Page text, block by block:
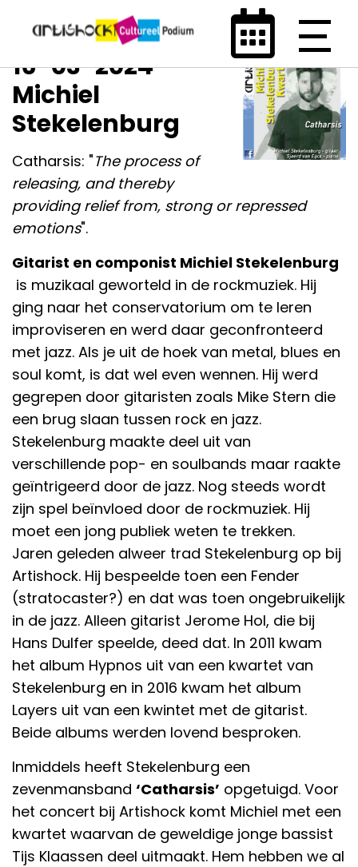
16-03-2024 -
Michiel
Stekelenburg
Catharsis: "The process of
releasing, and thereby
providing relief from, strong or repressed
emotions".
Gitarist en componist Michiel Stekelenburg
is muzikaal geworteld in de rockmuziek. Hij
ging naar het conservatorium om te leren
improviseren en werd daar geconfronteerd
met jazz. Als je uit de hoek van metal, blues en
soul komt, is dat wel even wennen. Hij werd
gegrepen door gitaristen zoals Mike Stern die
een brug slaan tussen rock en jazz.
Stekelenburg maakte deel uit van
verschillende pop- en soulbands maar raakte
geïntrigeerd door de jazz. Nog steeds wordt
zijn spel beïnvloed door de rockmuziek. Hij
moet een jong publiek weten te trekken.
Jaren geleden alweer trad Stekelenburg op bij
Artishock. Hij bespeelde toen een Fender
(stratocaster?) en dat was toen ongebruikelijk
in de jazz. Alleen gitarist Jerome Hol, die bij
Hans Dulfer speelde, deed dat. In 2011 kwam
het album Hypnos uit van een kwartet van
Stekelenburg en in 2016 kwam het album
Layers uit van een kwintet met de gitarist.
Beide albums werden lovend besproken.
Inmiddels heeft Stekelenburg een
zevenmansband ‘Catharsis’ opgetuigd. Voor
het concert bij Artishock komt Michiel met een
kwartet waarvan de geweldige jonge bassist
Tijs Klaassen deel uitmaakt. Hem hebben we al